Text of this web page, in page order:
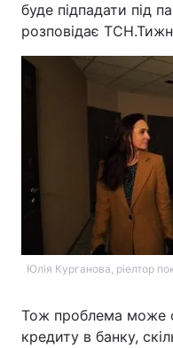
буде підпадати під
розповідає
Юлія Курганова, ріелтор
Тож проблема може
кредиту в банку,